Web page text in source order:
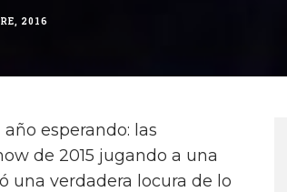
2016
esperando: las
de 2015 jugando a una
una verdadera locura de lo